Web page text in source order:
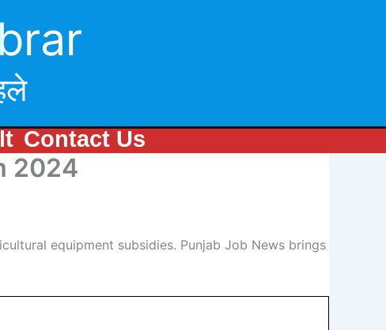
Contact Us
2024
equipment subsidies. Punjab Job News brings